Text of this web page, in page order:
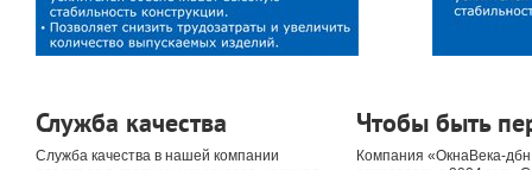
Служба качества
Служба качества в нашей компании
Чтобы быть
Компания «ОкнаВека-